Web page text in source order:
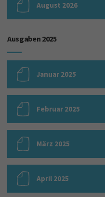
August 2026
Ausgaben 2025
Januar 2025
Februar 2025
März 2025
April 2025